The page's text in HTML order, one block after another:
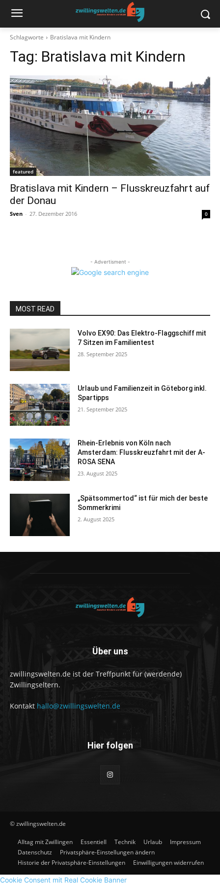
Schlagworte Bratislava mit Kindern
Tag: Bratislava mit Kindern
featured
Bratislava mit Kindern – Flusskreuzfahrt auf
der Donau
Sven - 27. Dezember 2016 0
- Advertisment -
MOST READ
Volvo EX90: Das Elektro-Flaggschiff mit
7 Sitzen im Familientest
28. September 2025
Urlaub und Familienzeit in Göteborg inkl.
Spartipps
21. September 2025
Rhein-Erlebnis von Köln nach
Amsterdam: Flusskreuzfahrt mit der A-
ROSA SENA
23. August 2025
„Spätsommertod“ ist für mich der beste
Sommerkrimi
2. August 2025
Über uns
zwillingswelten.de ist der Treffpunkt für (werdende)
Zwillingseltern.
Kontakt hallo@zwillingswelten.de
Hier folgen
© zwillingswelten.de
Alltag mit Zwillingen Essentiell Technik Urlaub
Impressum
Datenschutz
Privatsphäre-Einstellungen ändern
Historie der Privatsphäre-Einstellungen
Einwilligungen widerrufen
Cookie Consent mit Real Cookie Banner